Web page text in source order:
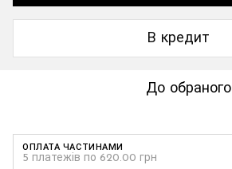
В кредит
До обраного
ОПЛАТА ЧАСТИНАМИ
5 платежів по 620.00 грн